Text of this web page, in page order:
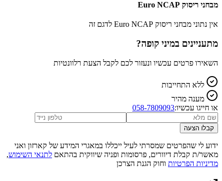
מבחני ריסוק Euro NCAP
אין נתוני מבחני ריסוק Euro NCAP לדגם זה
מתעניינים במיני קופה?
השאירו פרטים עכשיו ונעזור לכם לקבל הצעת רלוונטיות
ללא התחייבות
מענה מהיר
או חייגו עכשיו:058-7809093
קבלו הצעה
ידוע לי שהפרטים שמסרתי לעיל ייכללו במאגרי המידע של קארזון ואני
מאשר/ת קבלת דיוורים, פרסומות ופניה שיווקית בהתאם לתנאי השימוש,
מדיניות הפרטיות וחוק הגנת הצרכן